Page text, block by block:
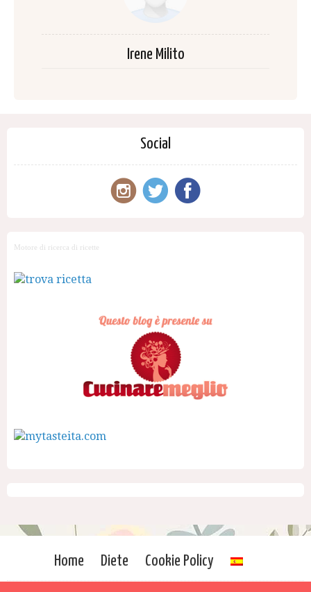
Irene Milito
Social
Motore di ricerca di ricette
Home Diete Cookie Policy